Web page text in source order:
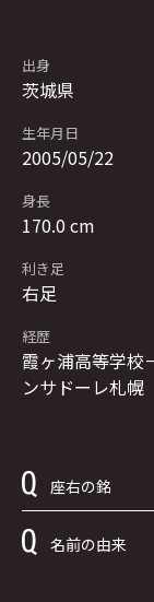
出身
茨城県
生年月日
2005/05/22
身長
170.0 cm
利き足
右足
経歴
霞ヶ浦高等学校
ンサドーレ札幌
座右の銘
名前の由来